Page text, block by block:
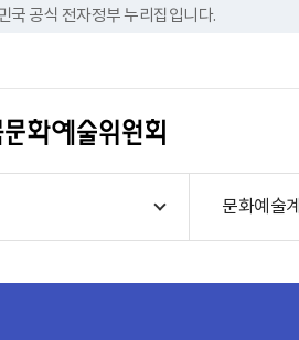
국 공식 전자정부 누리집입니다.
문화예술